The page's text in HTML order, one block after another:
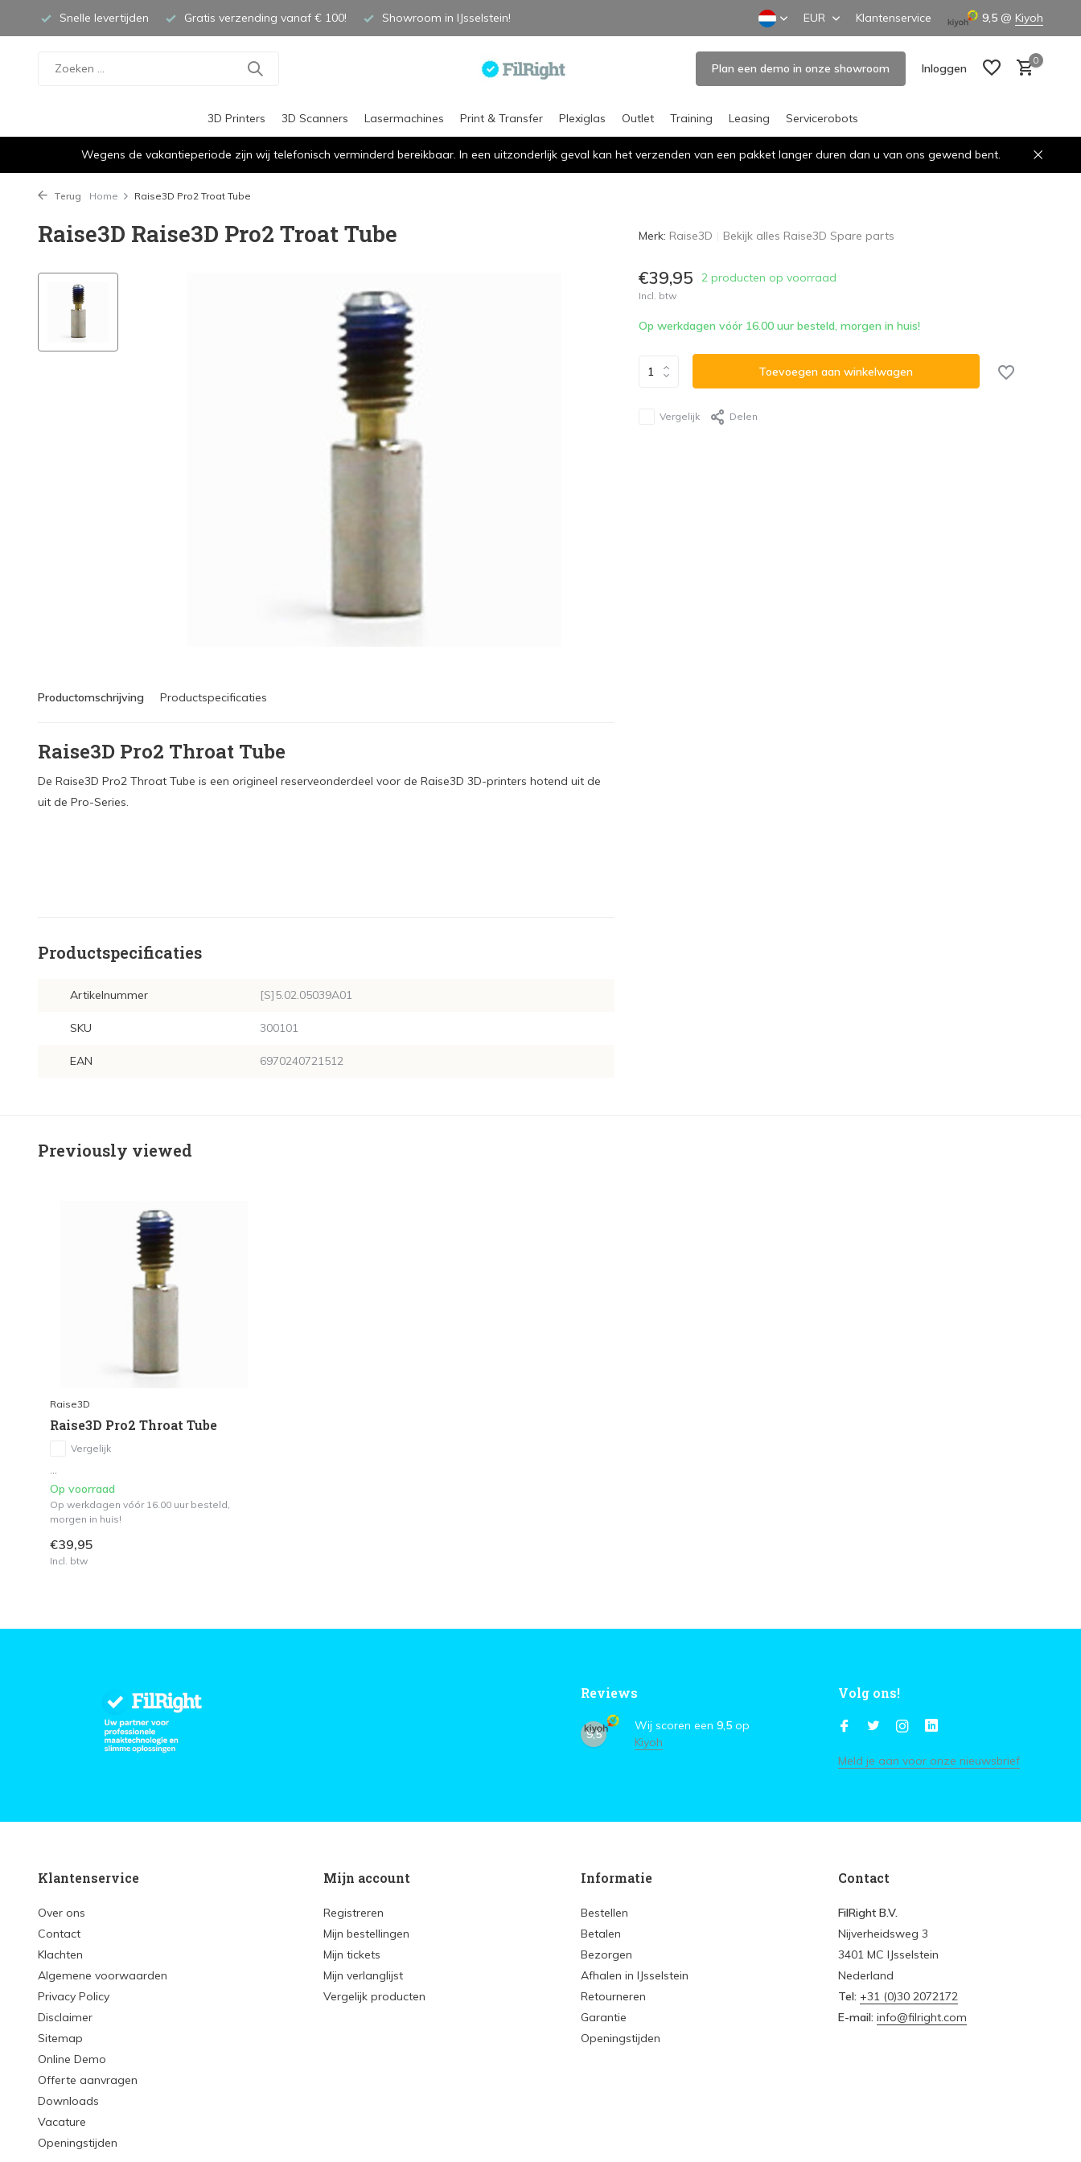
Snelle levertijden Gratis verzending vanaf € 100! Showroom in IJsselstein! EUR Klantenservice 9,5 @ Kiyoh
Plan een demo in onze showroom Inloggen
0
3D Printers 3D Scanners Lasermachines Print & Transfer Plexiglas Outlet Training Leasing Servicerobots
Wegens de vakantieperiode zijn wij telefonisch verminderd bereikbaar. In een uitzonderlijk geval kan het verzenden van een pakket langer duren dan u van ons gewend bent.
Terug Home Raise3D Pro2 Troat Tube
Raise3D Raise3D Pro2 Troat Tube
Productomschrijving Productspecificaties
Raise3D Pro2 Throat Tube
De Raise3D Pro2 Throat Tube is een origineel reserveonderdeel voor de Raise3D 3D-printers hotend uit de
uit de Pro-Series.
Productspecificaties
Artikelnummer [S]5.02.05039A01
SKU 300101
EAN 6970240721512
Merk: Raise3D Bekijk alles Raise3D Spare parts
€39,95 2 producten op voorraad
Incl. btw
Op werkdagen vóór 16.00 uur besteld, morgen in huis!
Toevoegen aan winkelwagen
Vergelijk Delen
Previously viewed
Raise3D
Raise3D Pro2 Throat Tube
Vergelijk
Op voorraad
Op werkdagen vóór 16.00 uur besteld,
morgen in huis!
€39,95
Incl. btw
Reviews
9,5
Wij scoren een 9,5 op
Kiyoh
Volg ons!
Meld je aan voor onze nieuwsbrief
Klantenservice
Over ons
Contact
Klachten
Algemene voorwaarden
Privacy Policy
Disclaimer
Sitemap
Online Demo
Offerte aanvragen
Downloads
Vacature
Openingstijden
Mijn account
Registreren
Mijn bestellingen
Mijn tickets
Mijn verlanglijst
Vergelijk producten
Informatie
Bestellen
Betalen
Bezorgen
Afhalen in IJsselstein
Retourneren
Garantie
Openingstijden
Contact
FilRight B.V.
Nijverheidsweg 3
3401 MC IJsselstein
Nederland
Tel: +31 (0)30 2072172
E-mail: info@filright.com